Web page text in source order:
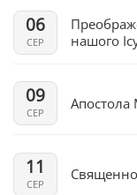
06
СЕР
нашого
09
СЕР
Апостола
11
СЕР